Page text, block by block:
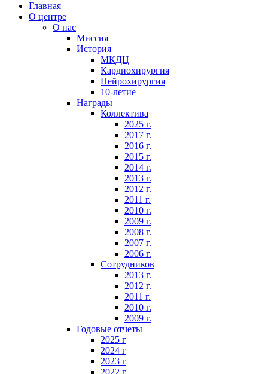
Главная
О центре
О нас
Миссия
История
МКДЦ
Кардиохирургия
Нейрохирургия
10-летие
Награды
Коллектива
2025 г.
2017 г.
2016 г.
2015 г.
2014 г.
2013 г.
2012 г.
2011 г.
2010 г.
2009 г.
2008 г.
2007 г.
2006 г.
Сотрудников
2013 г.
2012 г.
2011 г.
2010 г.
2009 г.
Годовые отчеты
2025 г
2024 г
2023 г